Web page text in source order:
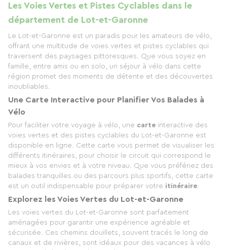
Les Voies Vertes et Pistes Cyclables dans le
département de Lot-et-Garonne
Le Lot-et-Garonne est un paradis pour les amateurs de vélo,
offrant une multitude de voies vertes et pistes cyclables qui
traversent des paysages pittoresques. Que vous soyez en
famille, entre amis ou en solo, un séjour à vélo dans cette
région promet des moments de détente et des découvertes
inoubliables.
Une Carte Interactive pour Planifier Vos Balades à
Vélo
Pour faciliter votre voyage à vélo, une carte interactive des
voies vertes et des pistes cyclables du Lot-et-Garonne est
disponible en ligne. Cette carte vous permet de visualiser les
différents itinéraires, pour choisir le circuit qui correspond le
mieux à vos envies et à votre niveau. Que vous préfériez des
balades tranquilles ou des parcours plus sportifs, cette carte
est un outil indispensable pour préparer votre itinéraire
Explorez les Voies Vertes du Lot-et-Garonne
Les voies vertes du Lot-et-Garonne sont parfaitement
aménagées pour garantir une expérience agréable et
sécurisée. Ces chemins douillets, souvent tracés le long de
canaux et de rivières, sont idéaux pour des vacances à vélo